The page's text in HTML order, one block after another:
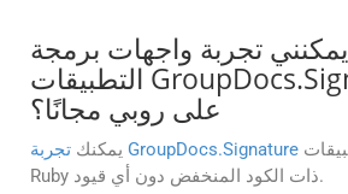
تجربة واجهات برمجة
التطبيقات GroupDocs.Signature REST
على روبي مجانًا؟
يمكنك تجربة GroupDocs.Signature
Ruby ذات الكود المنخفض دون أي قيود.